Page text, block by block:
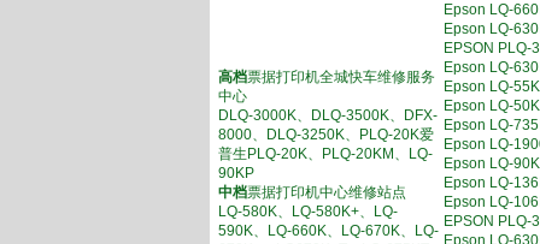
高档票据打印机全城快车维修服务
中心
DLQ-3000K、DLQ-3500K、DFX-
8000、DLQ-3250K、PLQ-20K爱
普生PLQ-20K、PLQ-20KM、LQ-
90KP
中档票据打印机中心维修站点
LQ-580K、LQ-580K+、LQ-
590K、LQ-660K、LQ-670K、LQ-
Epson LQ-
Epson LQ-
EPSON PLQ-
Epson LQ-
Epson LQ-
Epson LQ-
Epson LQ-
Epson LQ-
Epson LQ-
Epson LQ-
Epson LQ-
EPSON PLQ-
Epson LQ-